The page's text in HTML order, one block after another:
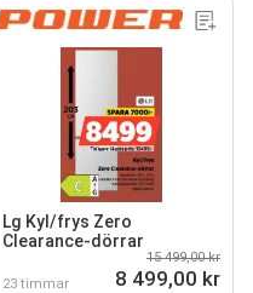
Lg Kyl/frys Zero
Clearance-dörrar
23 timmar
15 499,00 kr
8 499,00 kr